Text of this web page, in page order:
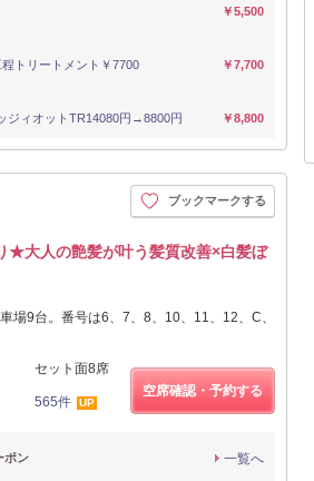
￥5,500
トリートメント￥7700 ￥7,700
ジィオットTR14080円→8800円 ￥8,800
ブックマークする
★大人の艶髪が叶う髪質改善×白髪ぼ
場9台。番号は6、7、8、10、11、12、C、
セット面8席
565件 UP
空席確認・予約する
ポン 一覧へ